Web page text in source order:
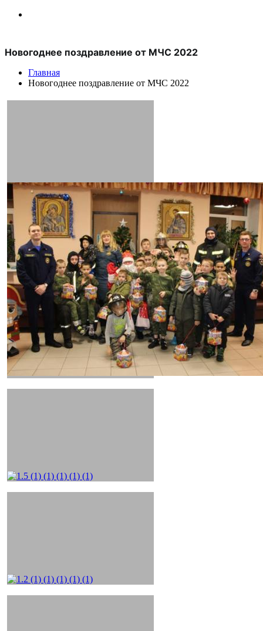
Новогоднее поздравление от МЧС 2022
Главная
Новогоднее поздравление от МЧС 2022